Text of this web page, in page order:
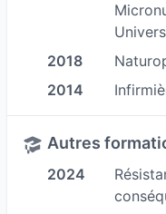
Pour compléter
vous conseiller
un Diplôme
2020 à la faculté
de Strasbourg,
Européen de
Grâce aux
mon métier
2018
2014
Autres
2024